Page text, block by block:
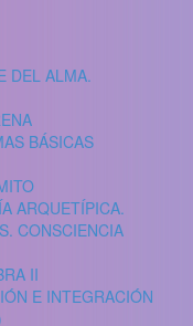
DEL ALMA.
BÁSICAS
ARQUETÍPICA.
CONSCIENCIA
II
E INTEGRACIÓN